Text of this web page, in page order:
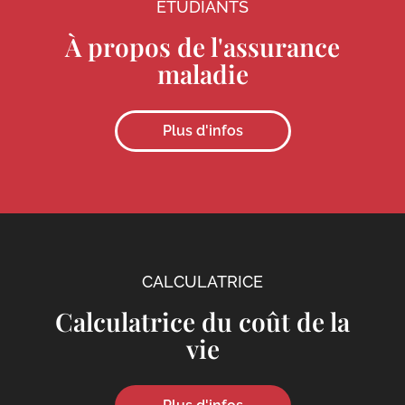
Début des cours
Ou
Cours de l'après-midi13:30 - 17:00
Heures de cours par semaine :
ÉTUDIANTS
À propos de l'assurance
maladie
Plus d'infos
CALCULATRICE
Calculatrice du coût de la
vie